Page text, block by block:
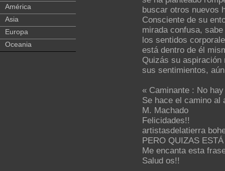
América
Asia
Europa
Oceania
buscar otros nuevos
Consciente de su
mirada confusa,
los sentidos
está dentro de él
Quizás su aspiración
sus sentimientos,
« Caminante : No
Se hace el camino al
M. Machado
Felicidades!!
artistasdelatierra
PERO QUIZAS
Me encanta esta
Salud os!!